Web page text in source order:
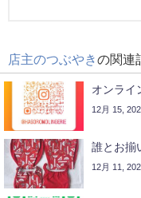
店主のつぶやきの関連
オンライ
12月 15,
誰とお揃
12月 11,